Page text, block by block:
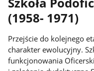
Szkoła
(1958- 1971)
Przejście do kolejnego
charakter ewolucyjny.
funkcjonowania